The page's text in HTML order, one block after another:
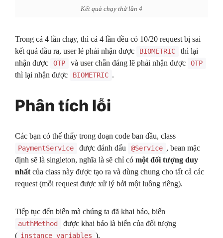
Kết quả chạy thử lần 4
Trong cả 4 lần chạy, thì cả 4 lần đều có 10/20 request bị sai
kết quả đầu ra, user lẻ phải nhận được
BIOMETRIC
thì lại
nhận được
OTP và user chẵn đáng lẽ phải nhận được OTP
thì lại nhận được BIOMETRIC .
Phân tích lỗi
Các bạn có thể thấy trong đoạn code ban đầu, class
PaymentService được đánh dấu @Service , bean mặc
định sẽ là singleton, nghĩa là sẽ chỉ có một đối tượng duy
nhấtcủa class này được tạo ra và dùng chung cho tất cả các
request (mỗi request được xử lý bởi một luồng riêng).
Tiếp tục đến biến mà chúng ta đã khai báo, biến
authMethod
được khai báo là biến của đối tượng
( instance variables ).